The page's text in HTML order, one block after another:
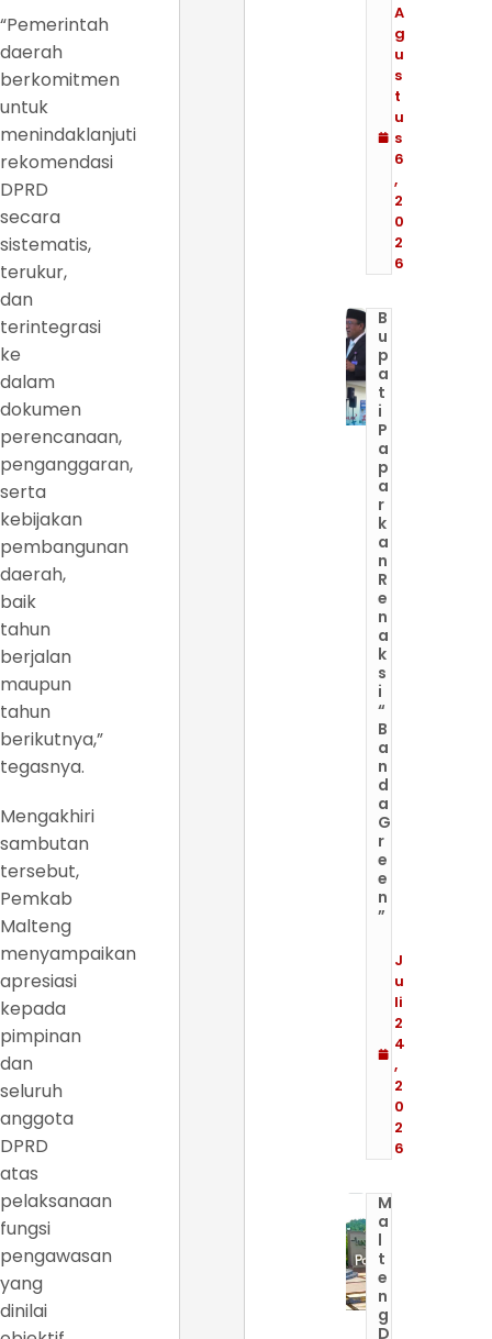
“Pemerintah
daerah
berkomitmen
untuk
menindaklanjuti
rekomendasi
DPRD
secara
sistematis,
terukur,
dan
terintegrasi
ke
dalam
dokumen
perencanaan,
penganggaran,
serta
kebijakan
pembangunan
daerah,
baik
tahun
berjalan
maupun
tahun
berikutnya,”
tegasnya.
Mengakhiri
sambutan
tersebut,
Pemkab
Malteng
menyampaikan
apresiasi
kepada
pimpinan
dan
seluruh
anggota
DPRD
atas
pelaksanaan
fungsi
pengawasan
yang
dinilai
A
g
u
s
t
u
s
6
,
2
0
2
6
B
u
p
a
t
i
P
a
p
a
r
k
a
n
R
e
n
a
k
s
i
“
B
a
n
d
a
G
r
e
e
n
”
J
u
li
2
4
,
2
0
2
6
M
a
l
t
e
n
g
D